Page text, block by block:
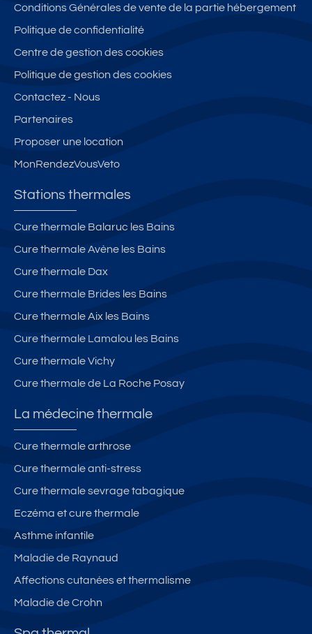
Conditions Générales de vente de la partie hébergement
Politique de confidentialité
Centre de gestion des cookies
Politique de gestion des cookies
Contactez - Nous
Partenaires
Proposer une location
MonRendezVousVeto
Stations thermales
Cure thermale Balaruc les Bains
Cure thermale Avène les Bains
Cure thermale Dax
Cure thermale Brides les Bains
Cure thermale Aix les Bains
Cure thermale Lamalou les Bains
Cure thermale Vichy
Cure thermale de La Roche Posay
La médecine thermale
Cure thermale arthrose
Cure thermale anti-stress
Cure thermale sevrage tabagique
Eczéma et cure thermale
Asthme infantile
Maladie de Raynaud
Affections cutanées et thermalisme
Maladie de Crohn